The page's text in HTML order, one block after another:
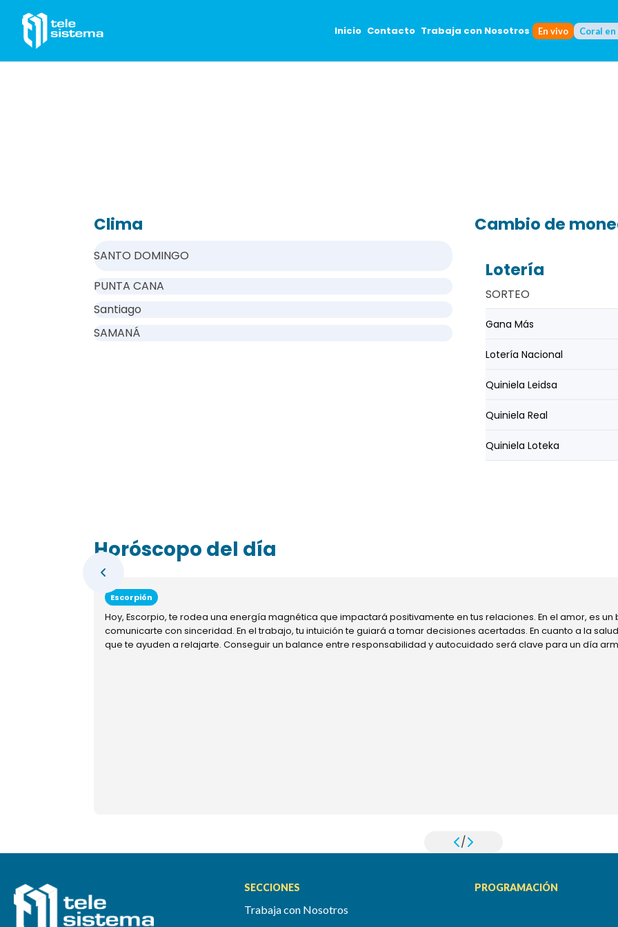
Inicio Contacto Trabaja con Nosotros En vivo Coral
Clima
SANTO DOMINGO
PUNTA CANA
Santiago
SAMANÁ
Cambio de
Lotería
SORTEO
Gana Más
Lotería Nacional
Quiniela Leidsa
Quiniela Real
Quiniela Loteka
Horóscopo del día
Escorpión
Hoy, Escorpio, te rodea una energía magnética que impactará positivamente en tus relaciones. En el amor, es
comunicarte con sinceridad. En el trabajo, tu intuición te guiará a tomar decisiones acertadas. En cuanto a la
que te ayuden a relajarte. Conseguir un balance entre responsabilidad y autocuidado será clave para un día
/
SECCIONES
Trabaja con Nosotros
PROGRAMACIÓN